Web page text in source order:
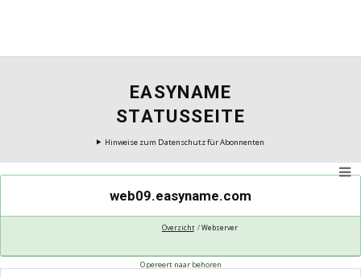
EASYNAME
STATUSSEITE
Hinweise zum Datenschutz für Abonnenten
web09.easyname.com
Overzicht Webserver
Opereert naar behoren